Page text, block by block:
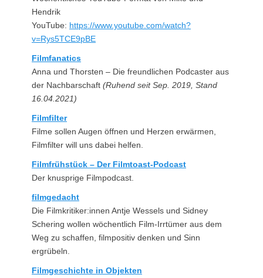
Hendrik
YouTube: https://www.youtube.com/watch?
v=Rys5TCE9pBE
Filmfanatics
Anna und Thorsten – Die freundlichen Podcaster aus
der Nachbarschaft (Ruhend seit Sep. 2019, Stand
16.04.2021)
Filmfilter
Filme sollen Augen öffnen und Herzen erwärmen,
Filmfilter will uns dabei helfen.
Filmfrühstück – Der Filmtoast-Podcast
Der knusprige Filmpodcast.
filmgedacht
Die Filmkritiker:innen Antje Wessels und Sidney
Schering wollen wöchentlich Film-Irrtümer aus dem
Weg zu schaffen, filmpositiv denken und Sinn
ergrübeln.
Filmgeschichte in Objekten